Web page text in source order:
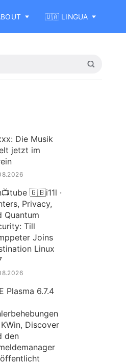
🇺🇦 LINGUA
Die Musik
jetzt im
🇬🇧i11l ·
Privacy,
Quantum
Till
Joins
Linux
Plasma 6.7.4
Discover
den